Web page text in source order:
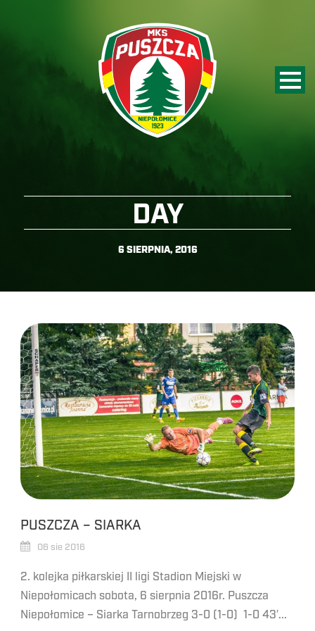
DAY
6 SIERPNIA, 2016
PUSZCZA – SIARKA
06 sie 2016
2. kolejka piłkarskiej II ligi Stadion Miejski w
Niepołomicach sobota, 6 sierpnia 2016r. Puszcza
Niepołomice – Siarka Tarnobrzeg 3-0 (1-0) 1-0 43′...